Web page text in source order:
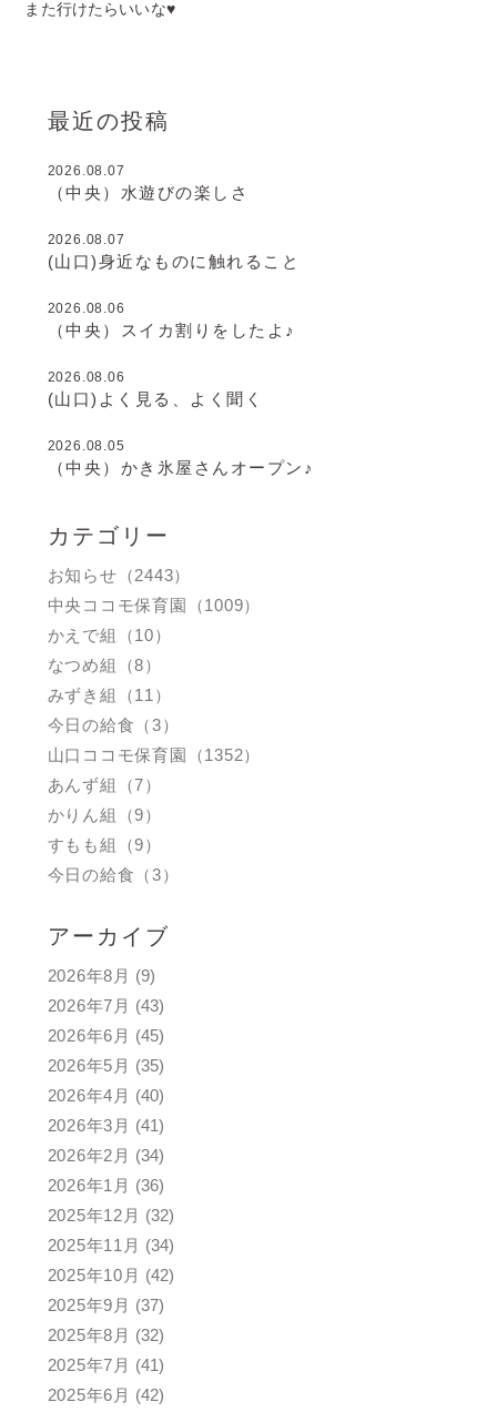
また行けたらいいな♥️
最近の投稿
2026.08.07
（中央）水遊びの楽しさ
2026.08.07
(山口)身近なものに触れること
2026.08.06
（中央）スイカ割りをしたよ♪
2026.08.06
(山口)よく見る、よく聞く
2026.08.05
（中央）かき氷屋さんオープン♪
カテゴリー
お知らせ（2443）
中央ココモ保育園（1009）
かえで組（10）
なつめ組（8）
みずき組（11）
今日の給食（3）
山口ココモ保育園（1352）
あんず組（7）
かりん組（9）
すもも組（9）
今日の給食（3）
アーカイブ
2026年8月 (9)
2026年7月 (43)
2026年6月 (45)
2026年5月 (35)
2026年4月 (40)
2026年3月 (41)
2026年2月 (34)
2026年1月 (36)
2025年12月 (32)
2025年11月 (34)
2025年10月 (42)
2025年9月 (37)
2025年8月 (32)
2025年7月 (41)
2025年6月 (42)